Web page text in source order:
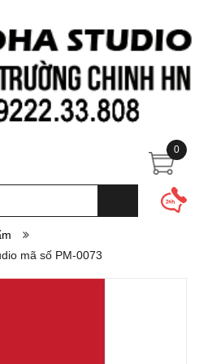
0
mã số PM-0073